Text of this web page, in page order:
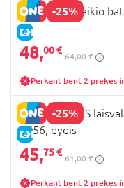
-25%
E-KAINA
GEOX laisvalaikio
48,00 €
64,00 €
Perkant bent 2 prekes
-25%
E-KAINA
BIOMECANICS
B556, dydis
45,75 €
61,00 €
Perkant bent 2 prekes